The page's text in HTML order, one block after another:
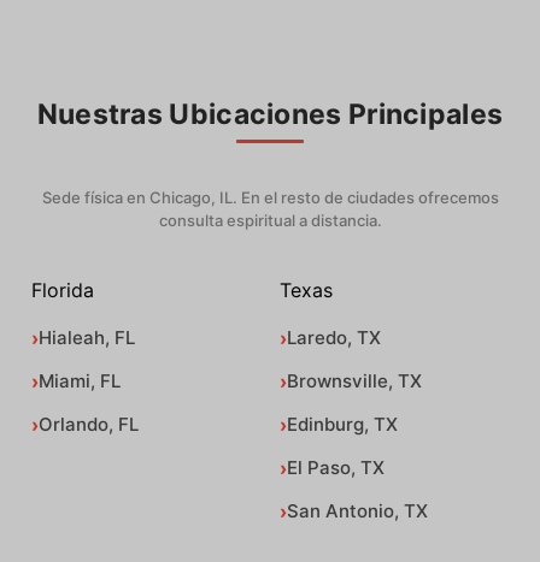
Nuestras Ubicaciones Principales
Sede física en Chicago, IL. En el resto de ciudades ofrecemos
consulta espiritual a distancia.
Florida
Hialeah, FL
Miami, FL
Orlando, FL
Texas
Laredo, TX
Brownsville, TX
Edinburg, TX
El Paso, TX
San Antonio, TX